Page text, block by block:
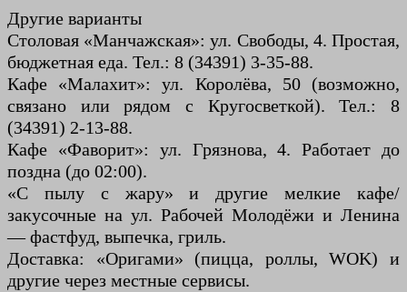
Другие варианты
Столовая «Манчажская»: ул. Свободы, 4. Простая,
бюджетная еда. Тел.: 8 (34391) 3-35-88.
Кафе «Малахит»: ул. Королёва, 50 (возможно,
связано или рядом с Кругосветкой). Тел.: 8
(34391) 2-13-88.
Кафе «Фаворит»: ул. Грязнова, 4. Работает до
поздна (до 02:00).
«С пылу с жару» и другие мелкие кафе/
закусочные на ул. Рабочей Молодёжи и Ленина
— фастфуд, выпечка, гриль.
Доставка: «Оригами» (пицца, роллы, WOK) и
другие через местные сервисы.